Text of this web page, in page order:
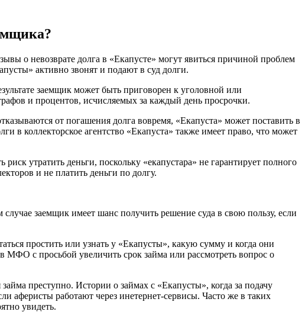
о невозврате долга в «Екапусте» могут явиться причиной проблем
активно звонят и подают в суд долги.
заемщик может быть приговорен к уголовной или
и процентов, исчисляемых за каждый день просрочки.
от погашения долга вовремя, «Екапуста» может поставить в
в коллекторское агентство «Екапуста» также имеет право, что может
утратить деньги, поскольку «екапустара» не гарантирует полного
и не платить деньги по долгу.
заемщик имеет шанс получить решение суда в свою пользу, если
простить или узнать у «Екапусты», какую сумму и когда они
МФО с просьбой увеличить срок займа или рассмотреть вопрос о
преступно. Истории о займах с «Екапусты», когда за подачу
аферисты работают через инетернет-сервисы. Часто же в таких
увидеть.